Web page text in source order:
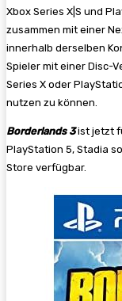
Xbox Series X|S und
zusammen mit einer
innerhalb derselben
Spieler mit einer Disc-
Series X oder
nutzen zu können.
Borderlands 3 ist jetzt
PlayStation 5, Stadia
Store verfügbar.